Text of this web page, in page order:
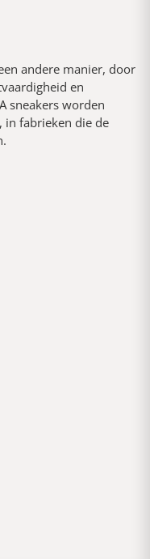
andere manier, door
en
sneakers worden
in fabrieken die de